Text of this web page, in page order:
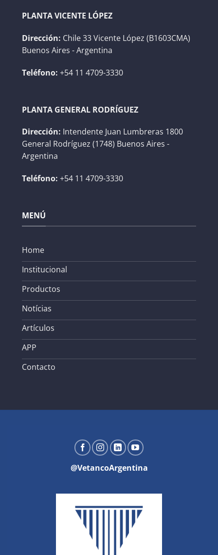
PLANTA VICENTE LÓPEZ
Dirección: Chile 33 Vicente López (B1603CMA)
Buenos Aires - Argentina
Teléfono: +54 11 4709-3330
PLANTA GENERAL RODRÍGUEZ
Dirección: Intendente Juan Lumbreras 1800
General Rodríguez (1748) Buenos Aires -
Argentina
Teléfono: +54 11 4709-3330
MENÚ
Home
Institucional
Productos
Notícias
Artículos
APP
Contacto
@VetancoArgentina